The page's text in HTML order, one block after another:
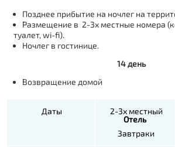
Позднее прибытие на ночлег на
Размещение в 2-3х местные номера
туалет, wi-fi).
Ночлег в гостинице.
14 день
Возвращение домой
Даты
2-3х местный
Отель
Завтраки